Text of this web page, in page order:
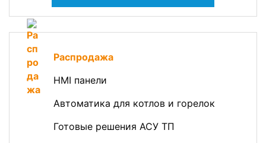
Распродажа
HMI панели
Автоматика для котлов и горелок
Готовые решения АСУ ТП